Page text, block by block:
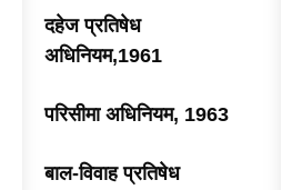
दहेज प्रतिषेध
अधिनियम,1961
परिसीमा अधिनियम, 1963
बाल-विवाह प्रतिषेध